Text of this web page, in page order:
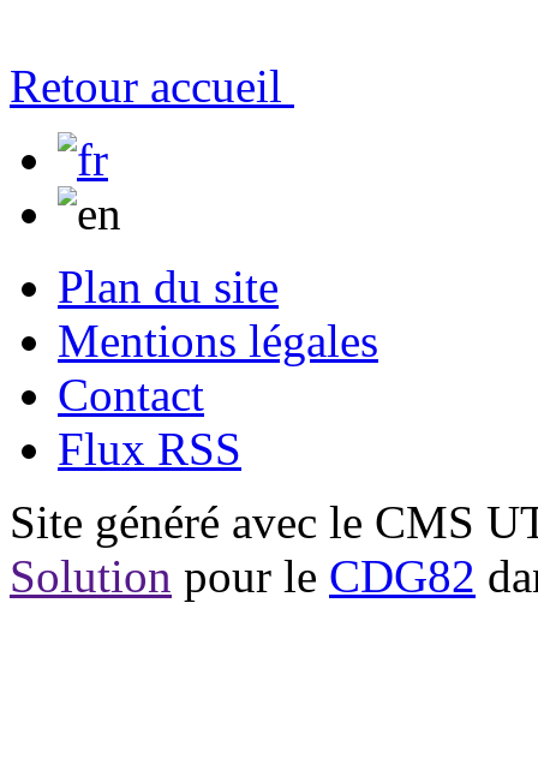
Retour accueil
Plan du site
Mentions légales
Contact
Flux RSS
Site généré avec le CMS
Solution pour le CDG82